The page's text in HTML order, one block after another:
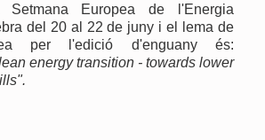
Europea de l'Energia
del 20 al 22 de juny i el lema de
per l'edició d'enguany és:
energy transition - towards lower